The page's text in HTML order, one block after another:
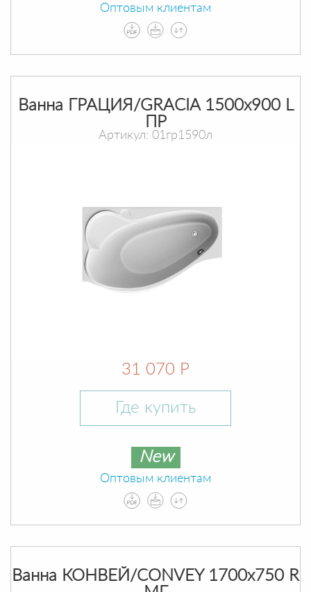
Оптовым клиентам
Ванна ГРАЦИЯ/GRACIA 1500х900 L
ПР
Артикул: 01гр1590л
31 070 Р
Где купить
New
Оптовым клиентам
Ванна КОНВЕЙ/CONVEY 1700х750 R